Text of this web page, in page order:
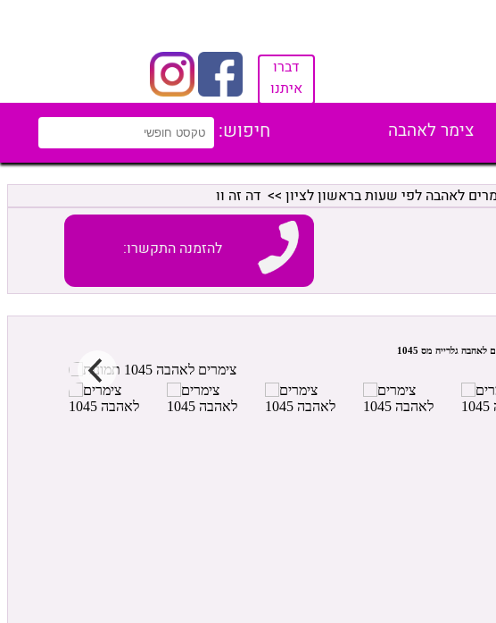
דברו
איתנו
צימר לאהבה חיפוש:
לאהבה לפי שעות בראשון לציון >> דה זה וו
להזמנה התקשרו: